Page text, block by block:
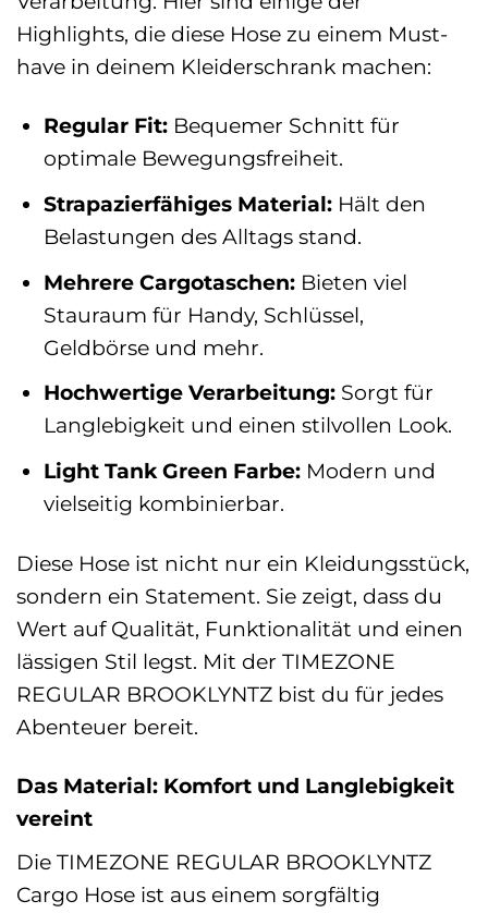
Highlights, die diese Hose zu einem Must-
have in deinem Kleiderschrank machen:
Regular Fit:Bequemer Schnitt für
optimale Bewegungsfreiheit.
Strapazierfähiges Material:Hält den
Belastungen des Alltags stand.
Mehrere Cargotaschen:Bieten viel
Stauraum für Handy, Schlüssel,
Geldbörse und mehr.
Hochwertige Verarbeitung:Sorgt für
Langlebigkeit und einen stilvollen Look.
Light Tank Green Farbe:Modern und
vielseitig kombinierbar.
Diese Hose ist nicht nur ein Kleidungsstück,
sondern ein Statement. Sie zeigt, dass du
Wert auf Qualität, Funktionalität und einen
lässigen Stil legst. Mit der TIMEZONE
REGULAR BROOKLYNTZ bist du für jedes
Abenteuer bereit.
Das Material: Komfort und Langlebigkeit
vereint
Die TIMEZONE REGULAR BROOKLYNTZ
Cargo Hose ist aus einem sorgfältig